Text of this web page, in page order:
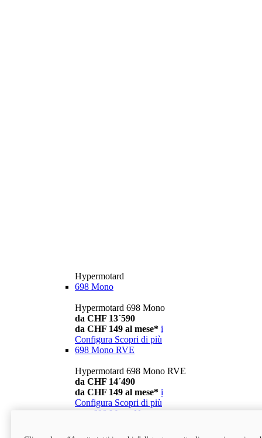
Hypermotard
698 Mono
Hypermotard 698 Mono
da CHF 13´590
da CHF 149 al mese* i
Configura Scopri di più
698 Mono RVE
Hypermotard 698 Mono RVE
da CHF 14´490
da CHF 149 al mese* i
Configura Scopri di più
698 Mono Nera
Hypermotard 698 Mono Nera